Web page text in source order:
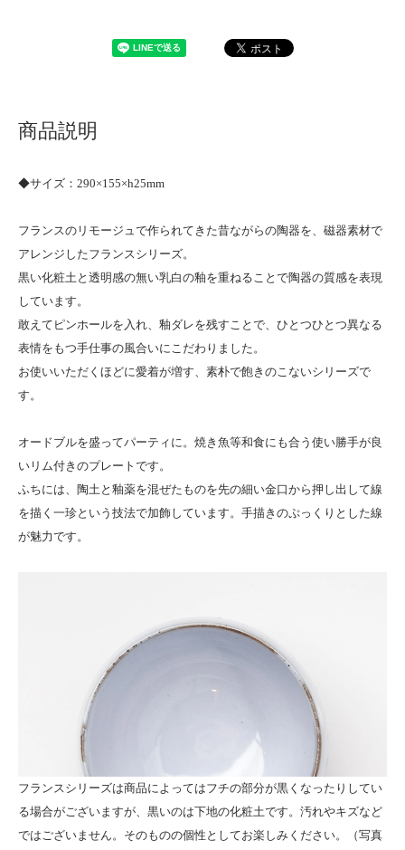
商品説明
◆サイズ：290×155×h25mm
フランスのリモージュで作られてきた昔ながらの陶器を、磁器素材で
アレンジしたフランスシリーズ。
黒い化粧土と透明感の無い乳白の釉を重ねることで陶器の質感を表現
しています。
敢えてピンホールを入れ、釉ダレを残すことで、ひとつひとつ異なる
表情をもつ手仕事の風合いにこだわりました。
お使いいただくほどに愛着が増す、素朴で飽きのこないシリーズで
す。
オードブルを盛ってパーティに。焼き魚等和食にも合う使い勝手が良
いリム付きのプレートです。
ふちには、陶土と釉薬を混ぜたものを先の細い金口から押し出して線
を描く一珍という技法で加飾しています。手描きのぷっくりとした線
が魅力です。
フランスシリーズは商品によってはフチの部分が黒くなったりしてい
る場合がございますが、黒いのは下地の化粧土です。汚れやキズなど
ではございません。そのものの個性としてお楽しみください。（写真